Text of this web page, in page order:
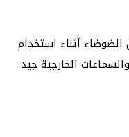
أثناء استخدام
الخارجية جيد